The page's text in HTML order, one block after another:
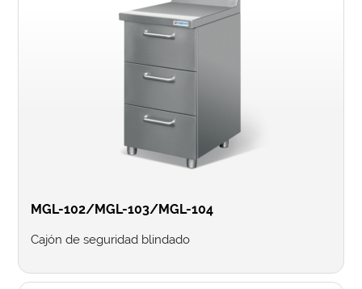
MGL-102/MGL-103/MGL-104
Cajón de seguridad blindado